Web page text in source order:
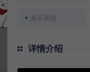
演示系统
详情介绍